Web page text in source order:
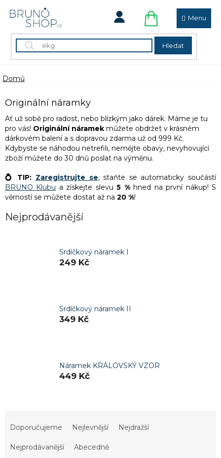
Hledat
NÁKUPNÍ
KOŠÍK
Domů
Originální náramky
Ať už sobě pro radost, nebo blízkým jako dárek. Máme je tu
pro vás! Originální náramek můžete obdržet v krásném
dárkovém balení a s dopravou zdarma už od 999 Kč.
Kdybyste se náhodou netrefili, nemějte obavy, nevyhovující
zboží můžete do 30 dnů poslat na výměnu.
💍 TIP: Zaregistrujte se, staňte se automaticky součástí
BRUNO Klubu a získejte slevu5 %hned na první nákup! S
věrností se můžete dostat až na 20 %!
Nejprodávanější
Srdíčkový náramek I
249 Kč
Srdíčkový náramek II
349 Kč
Náramek KRÁLOVSKÝ VZOR
449 Kč
Doporučujeme Nejlevnější Nejdražší
Nejprodávanější Abecedně